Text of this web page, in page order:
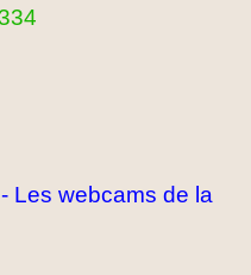
Les webcams de la